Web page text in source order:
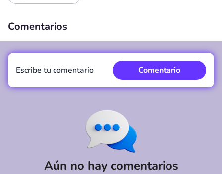
Comentarios
Aún no hay comentarios
Escribe tu comentario Comentario